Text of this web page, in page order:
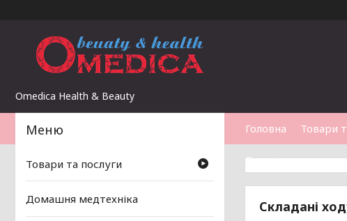
Omedica Health & Beauty
Головна Товари
Статті
Складані
Товари та послуги
Домашня медтехніка